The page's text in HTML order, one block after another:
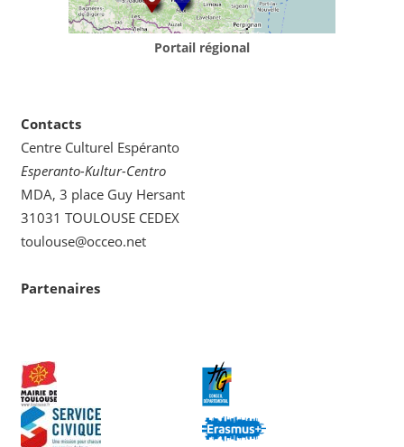
Portail régional
Contacts
Centre Culturel Espéranto
Esperanto-Kultur-Centro
MDA, 3 place Guy Hersant
31031 TOULOUSE CEDEX
toulouse@occeo.net
Partenaires